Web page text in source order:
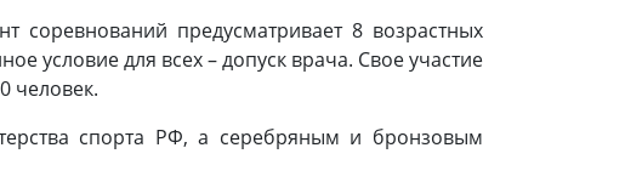
соревнований предусматривает 8 возрастных
условие для всех – допуск врача. Свое участие
человек.
спорта РФ, а серебряным и бронзовым